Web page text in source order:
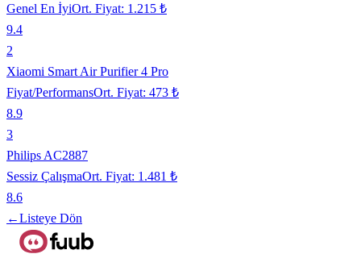
Genel En İyiOrt. Fiyat: 1.215 ₺
9.4
2
Xiaomi Smart Air Purifier 4 Pro
Fiyat/PerformansOrt. Fiyat: 473 ₺
8.9
3
Philips AC2887
Sessiz ÇalışmaOrt. Fiyat: 1.481 ₺
8.6
←Listeye Dön